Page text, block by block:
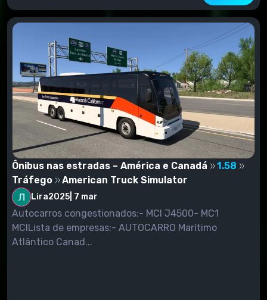
Ônibus nas estradas – América e Canadá
1.58
Tráfego
American Truck Simulator
Lira2025 7 mar
Autocarros congestionados:- MCI J4500- MC1
MCILista de empresas:- AUTOCARRO Marítimo
Atlântico Canad...